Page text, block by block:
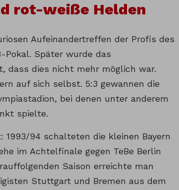
rot-weiße Helden
Aufeinandertreffen der Profis des
Pokal. Später wurde das
dass dies nicht mehr möglich war.
auf sich selbst. 5:3 gewannen die
bei denen unter anderem
spielte.
94 schalteten die kleinen Bayern
im Achtelfinale gegen TeBe Berlin
Saison erreichte man
Stuttgart und Bremen aus dem